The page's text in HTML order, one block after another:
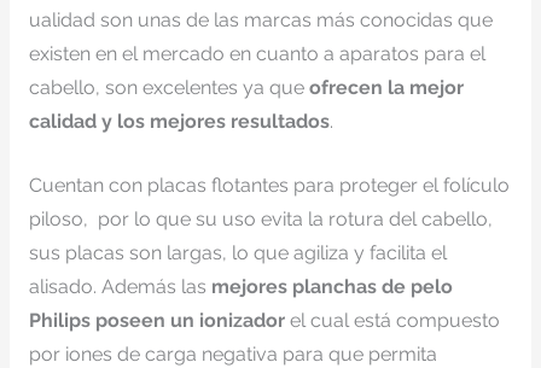
ualidad son unas de las marcas más conocidas que
existen en el mercado en cuanto a aparatos para el
cabello, son excelentes ya que ofrecen la mejor
calidad y los mejores resultados.
Cuentan con placas flotantes para proteger el folículo
piloso, por lo que su uso evita la rotura del cabello,
sus placas son largas, lo que agiliza y facilita el
alisado. Además las mejores planchas de pelo
Philips poseen un ionizadorel cual está compuesto
por iones de carga negativa para que permita